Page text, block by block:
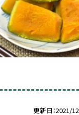
更新日 2021/